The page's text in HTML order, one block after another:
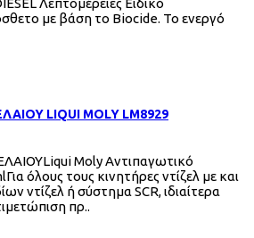
Λεπτομέρειες Ειδικό
με βάση το Biocide. Το ενεργό
LIQUI MOLY LM8929
Moly Αντιπαγωτικό
όλους τους κινητήρες ντίζελ με και
ντίζελ ή σύστημα SCR, ιδιαίτερα
πρ..